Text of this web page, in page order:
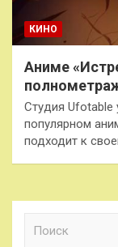
КИНО
Аниме
Студия Ufotable
популярном
подходит к